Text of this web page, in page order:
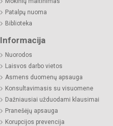
Patalpų nuoma
Biblioteka
Informacija
Nuorodos
Laisvos darbo vietos
Asmens duomenų apsauga
Konsultavimasis su visuomene
Dažniausiai užduodami klausimai
Pranešėjų apsauga
Korupcijos prevencija